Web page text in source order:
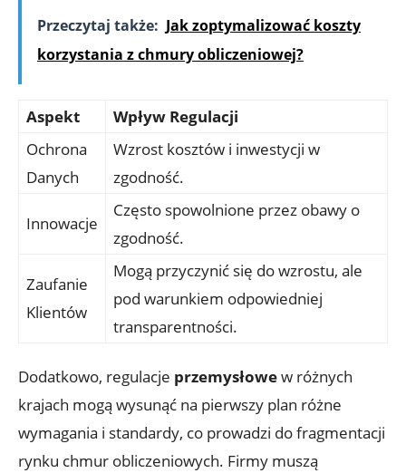
Przeczytaj także: Jak zoptymalizować koszty
korzystania z chmury obliczeniowej?
Aspekt
Wpływ Regulacji
Ochrona
Danych
Wzrost kosztów i inwestycji w
‍zgodność.
Innowacje
Często spowolnione przez obawy o
zgodność.
Zaufanie
Klientów
Mogą przyczynić się do wzrostu, ale
pod warunkiem odpowiedniej
transparentności.
Dodatkowo,​ regulacje przemysłowew różnych
‍krajach mogą⁢ wysunąć​ na pierwszy plan różne⁣
wymagania​ i ⁣standardy, co ⁢prowadzi do fragmentacji
⁢rynku chmur obliczeniowych. Firmy⁢ muszą